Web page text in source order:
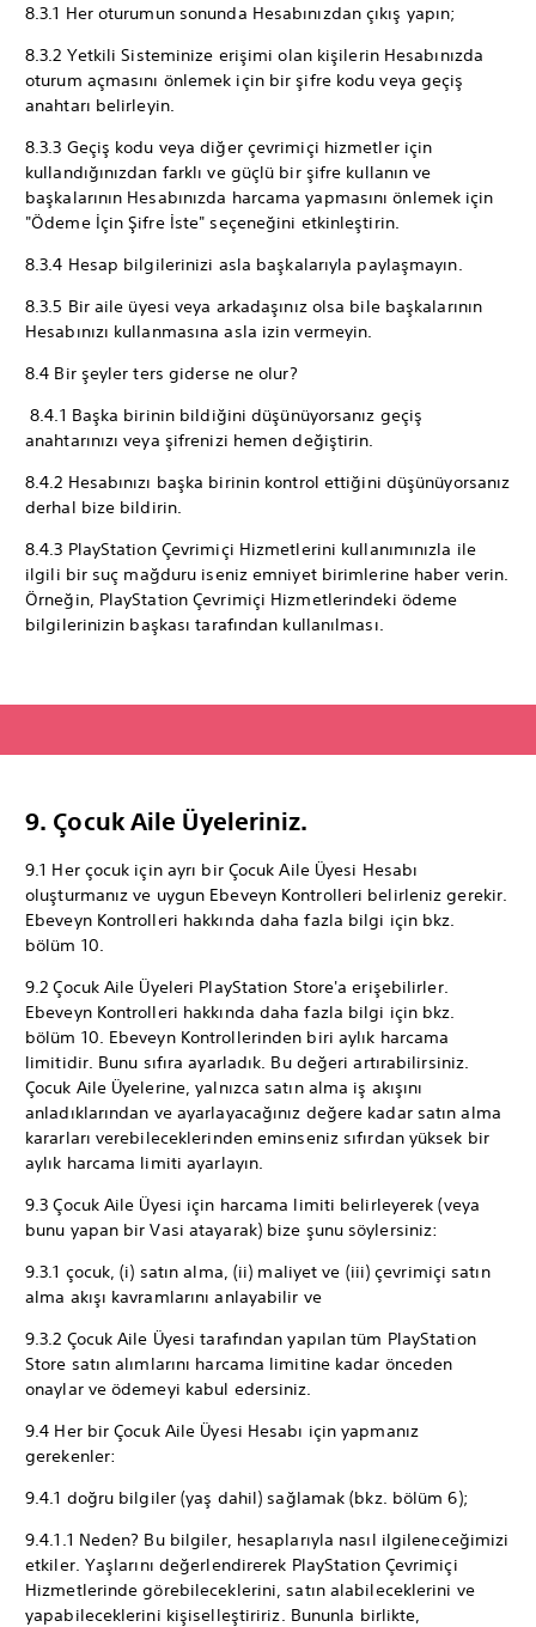
8.3.1 Her oturumun sonunda Hesabınızdan çıkış yapın;
8.3.2 Yetkili Sisteminize erişimi olan kişilerin Hesabınızda
oturum açmasını önlemek için bir şifre kodu veya geçiş
anahtarı belirleyin.
8.3.3 Geçiş kodu veya diğer çevrimiçi hizmetler için
kullandığınızdan farklı ve güçlü bir şifre kullanın ve
başkalarının Hesabınızda harcama yapmasını önlemek için
"Ödeme İçin Şifre İste" seçeneğini etkinleştirin.
8.3.4 Hesap bilgilerinizi asla başkalarıyla paylaşmayın.
8.3.5 Bir aile üyesi veya arkadaşınız olsa bile başkalarının
Hesabınızı kullanmasına asla izin vermeyin.
8.4 Bir şeyler ters giderse ne olur?
8.4.1 Başka birinin bildiğini düşünüyorsanız geçiş
anahtarınızı veya şifrenizi hemen değiştirin.
8.4.2 Hesabınızı başka birinin kontrol ettiğini düşünüyorsanız
derhal bize bildirin.
8.4.3 PlayStation Çevrimiçi Hizmetlerini kullanımınızla ile
ilgili bir suç mağduru iseniz emniyet birimlerine haber verin.
Örneğin, PlayStation Çevrimiçi Hizmetlerindeki ödeme
bilgilerinizin başkası tarafından kullanılması.
9. Çocuk Aile Üyeleriniz.
9.1 Her çocuk için ayrı bir Çocuk Aile Üyesi Hesabı
oluşturmanız ve uygun Ebeveyn Kontrolleri belirleniz gerekir.
Ebeveyn Kontrolleri hakkında daha fazla bilgi için bkz.
bölüm 10.
9.2 Çocuk Aile Üyeleri PlayStation Store'a erişebilirler.
Ebeveyn Kontrolleri hakkında daha fazla bilgi için bkz.
bölüm 10. Ebeveyn Kontrollerinden biri aylık harcama
limitidir. Bunu sıfıra ayarladık. Bu değeri artırabilirsiniz.
Çocuk Aile Üyelerine, yalnızca satın alma iş akışını
anladıklarından ve ayarlayacağınız değere kadar satın alma
kararları verebileceklerinden eminseniz sıfırdan yüksek bir
aylık harcama limiti ayarlayın.
9.3 Çocuk Aile Üyesi için harcama limiti belirleyerek (veya
bunu yapan bir Vasi atayarak) bize şunu söylersiniz:
9.3.1 çocuk, (i) satın alma, (ii) maliyet ve (iii) çevrimiçi satın
alma akışı kavramlarını anlayabilir ve
9.3.2 Çocuk Aile Üyesi tarafından yapılan tüm PlayStation
Store satın alımlarını harcama limitine kadar önceden
onaylar ve ödemeyi kabul edersiniz.
9.4 Her bir Çocuk Aile Üyesi Hesabı için yapmanız
gerekenler:
9.4.1 doğru bilgiler (yaş dahil) sağlamak (bkz. bölüm 6);
9.4.1.1 Neden? Bu bilgiler, hesaplarıyla nasıl ilgileneceğimizi
etkiler. Yaşlarını değerlendirerek PlayStation Çevrimiçi
Hizmetlerinde görebileceklerini, satın alabileceklerini ve
yapabileceklerini kişiselleştiririz. Bununla birlikte,